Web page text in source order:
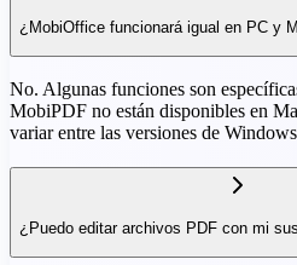
¿MobiOffice funcionará igual en PC y
No. Algunas funciones son
MobiPDF no están disponibles en
variar entre las versiones de
¿Puedo editar archivos PDF con mi